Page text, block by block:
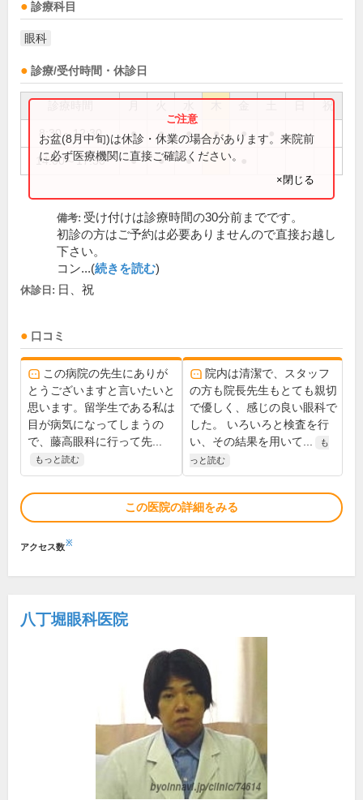
診療科目
眼科
診療/受付時間・休診日
祝
8:30～12:30 ● ● ● ● ●
14:00～17:30 ● ● ●
お盆(8月中旬)は休診・休業の場合があります。来院前
に必ず医療機関に直接ご確認ください。
×閉じる
備考: 受け付けは診療時間の30分前までです。
初診の方はご予約は必要ありませんので直接お越し
下さい。
コン...(続きを読む)
休診日: 日、祝
口コミ
この病院の先生にありが
とうございますと言いたいと
思います。留学生である私は
目が病気になってしまうの
で、藤高眼科に行って先...
もっと読む
院内は清潔で、スタッフ
の方も院長先生もとても親切
で優しく、感じの良い眼科で
した。 いろいろと検査を行
い、その結果を用いて...
も
っと読む
この医院の詳細をみる
アクセス数※
八丁堀眼科医院